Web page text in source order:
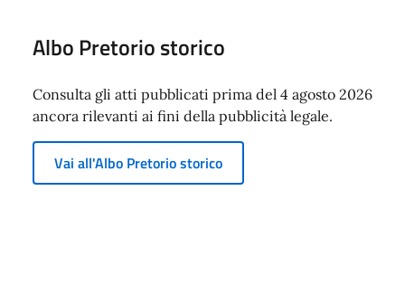
Albo Pretorio storico
Consulta gli atti pubblicati prima del 4 agosto 2026
ancora rilevanti ai fini della pubblicità legale.
Vai all'Albo Pretorio storico